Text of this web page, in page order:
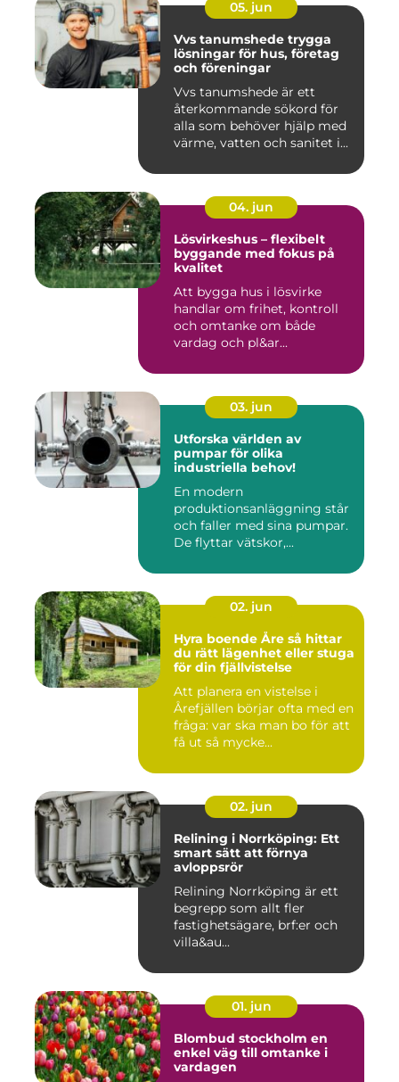
05. jun
Vvs tanumshede trygga
lösningar för hus, företag
och föreningar
Vvs tanumshede är ett
återkommande sökord för
alla som behöver hjälp med
värme, vatten och sanitet i...
04. jun
Lösvirkeshus – flexibelt
byggande med fokus på
kvalitet
Att bygga hus i lösvirke
handlar om frihet, kontroll
och omtanke om både
vardag och pl&ar...
03. jun
Utforska världen av
pumpar för olika
industriella behov!
En modern
produktionsanläggning står
och faller med sina pumpar.
De flyttar vätskor,...
02. jun
Hyra boende Åre så hittar
du rätt lägenhet eller stuga
för din fjällvistelse
Att planera en vistelse i
Årefjällen börjar ofta med en
fråga: var ska man bo för att
få ut så mycke...
02. jun
Relining i Norrköping: Ett
smart sätt att förnya
avloppsrör
Relining Norrköping är ett
begrepp som allt fler
fastighetsägare, brf:er och
villa&au...
01. jun
Blombud stockholm en
enkel väg till omtanke i
vardagen